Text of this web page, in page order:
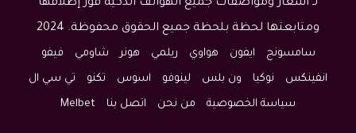
لـ أسعار ومواصفات جميع الهواتف الذكية فور إطلاقها
ومتابعتها لحظة بلحظة جميع الحقوق محفوظة. 2024
سامسونج ايفون هواوي ريلمي هونر شاومي فيفو
انفينكس نوكيا ون بلس لينوفو اسوس تكنو تي سي ال
سياسة الخصوصية من نحن اتصل بنا Melbet